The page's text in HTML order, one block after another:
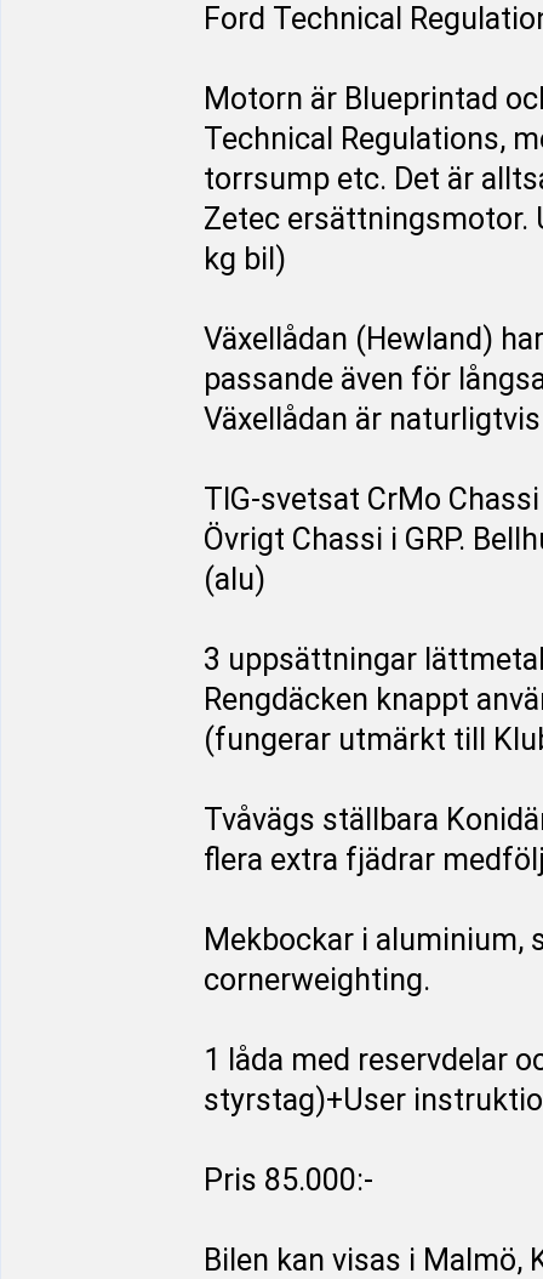
Ford Technical
Motorn är Blueprintad
Technical Regulations,
torrsump etc. Det är
Zetec ersättningsmotor.
kg bil)
Växellådan (Hewland)
passande även för
Växellådan är
TIG-svetsat CrMo
Övrigt Chassi i GRP.
(alu)
3 uppsättningar
Rengdäcken knappt
(fungerar utmärkt till
Tvåvägs ställbara
flera extra fjädrar
Mekbockar i
cornerweighting.
1 låda med reservdelar
styrstag)+User
Pris 85.000:-
Bilen kan visas i Malmö,